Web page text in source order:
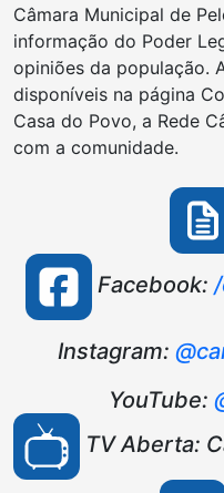
Câmara Municipal de
informação do Poder
opiniões da população.
disponíveis na página
Casa do Povo, a Rede
com a comunidade.
Facebook:
Instagram:
YouTube:
TV Aberta: